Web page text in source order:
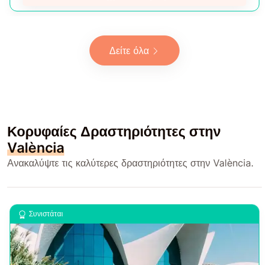
Δείτε όλα
Κορυφαίες Δραστηριότητες στην
València
Ανακαλύψτε τις καλύτερες δραστηριότητες στην València.
Συνιστάται